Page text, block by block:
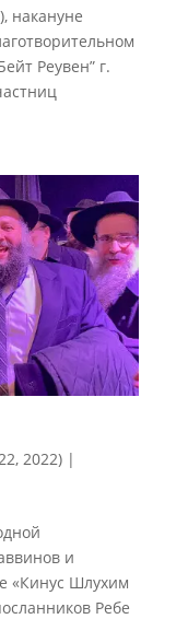
накануне
Реувен” г.
2022)|
и
«Кинус Шлухим
Ребе